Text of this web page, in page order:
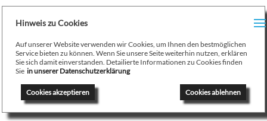
Hinweis zu Cookies
Auf unserer Website verwenden wir Cookies, um Ihnen den bestmöglichen
Service bieten zu können. Wenn Sie unsere Seite weiterhin nutzen, erklären
Sie sich damit einverstanden. Detailierte Informationen zu Cookies finden
Sie in unserer Datenschutzerklärung
Cookies ablehnen
Cookies akzeptieren
August Stamminger
Beratung - Planung - Ausführung - Wartung - Reparatur
Ofenbau Kaminbau Gaskamine Kachelofen Heizkamine